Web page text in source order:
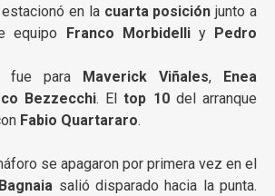
en la cuarta posición junto a
equipo
Franco Morbidelliy
Pedro
fue para Maverick Viñales,
Enea
Bezzecchi. Eltop 10del arranque
Fabio Quartararo.
se apagaron por primera vez en el
Bagnaia salió disparado hacia la punta.